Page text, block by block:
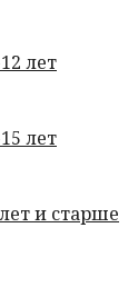
лет
лет
и старше